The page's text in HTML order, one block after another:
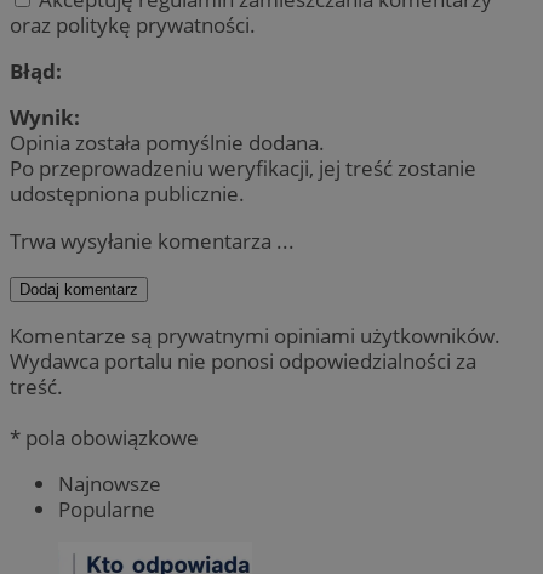
oraz politykę prywatności.
Błąd:
Wynik:
Opinia została pomyślnie dodana.
Po przeprowadzeniu weryfikacji, jej treść zostanie
udostępniona publicznie.
Trwa wysyłanie komentarza ...
Dodaj komentarz
Komentarze są prywatnymi opiniami użytkowników.
Wydawca portalu nie ponosi odpowiedzialności za
treść.
* pola obowiązkowe
Najnowsze
Popularne